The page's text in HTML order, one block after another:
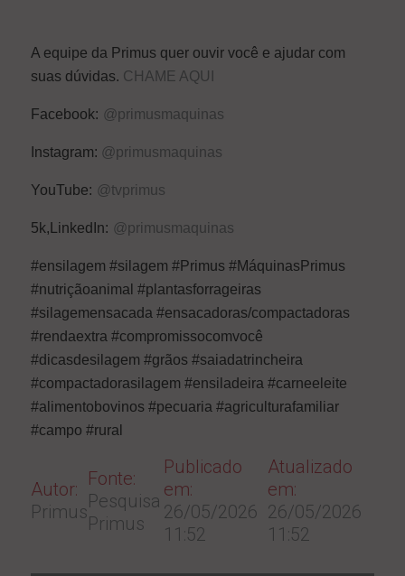
A equipe da Primus quer ouvir você e ajudar com
suas dúvidas. CHAME AQUI
Facebook: @primusmaquinas
Instagram: @primusmaquinas
YouTube: @tvprimus
5k,LinkedIn: @primusmaquinas
#ensilagem #silagem #Primus #MáquinasPrimus
#nutriçãoanimal #plantasforrageiras
#silagemensacada #ensacadoras/compactadoras
#rendaextra #compromissocomvocê
#dicasdesilagem #grãos #saiadatrincheira
#compactadorasilagem #ensiladeira #carneeleite
#alimentobovinos #pecuaria #agriculturafamiliar
#campo #rural
Autor:
Primus
Fonte:
Pesquisa
Primus
Publicado
em:
26/05/2026
11:52
Atualizado
em:
26/05/2026
11:52